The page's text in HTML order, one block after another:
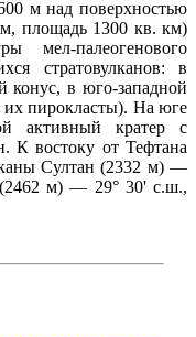
м над поверхностью
площадь 1300 кв. км)
мел-палеогенового
стратовулканов: в
конус, в юго-западной
пирокласты). На юге
активный кратер с
К востоку от Тефтана
Султан (2332 м) —
м) — 29° 30' с.ш.,